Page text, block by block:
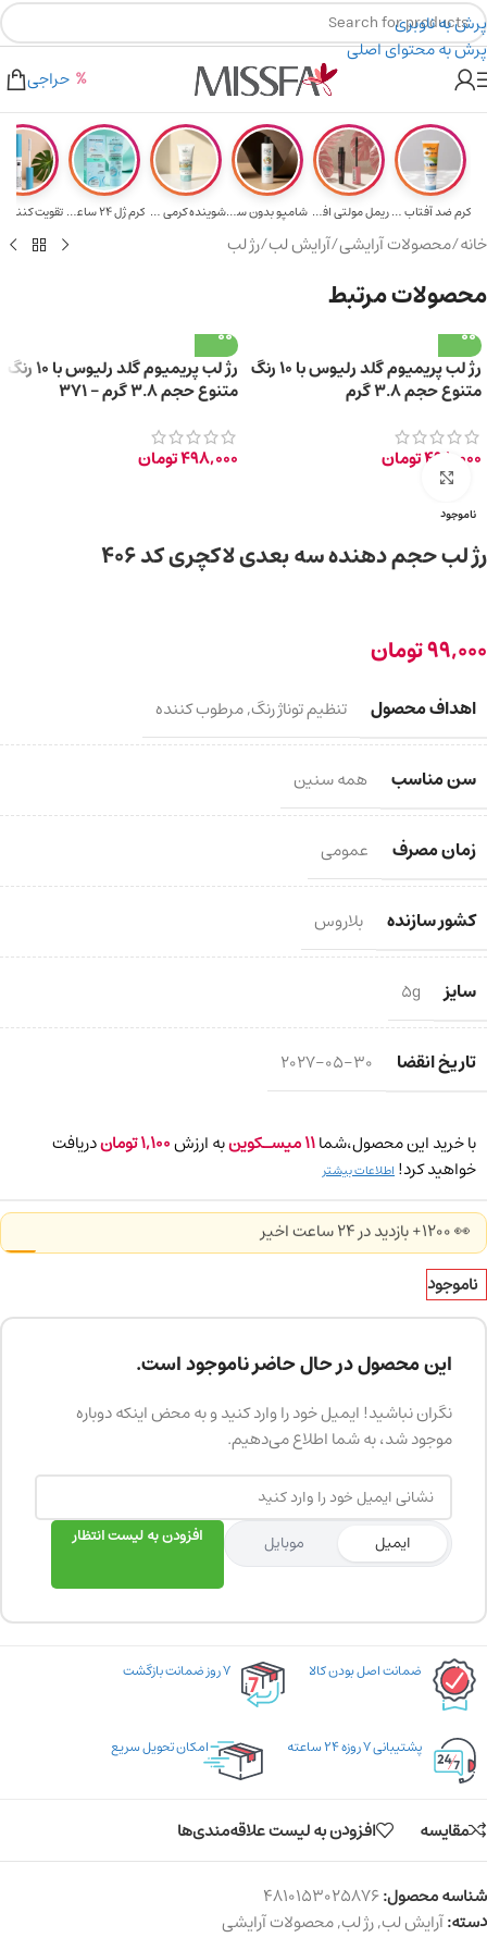
پرش به ناوبری
پرش به محتوای اصلی
۲٪ تخفیف روی سبد خرید برای روش کارت به کارت
هدیه برای خرید های بالای ۵ میلیون تومن
حراجی
کرم ضد آفتاب حا... ریمل مولتی افکت... شامپو بدون سولف... شوینده کرمی صور... کرم ژل ۲۴ ساعته... تقویت‌ کننده
خانه/محصولات آرایشی/آرایش لب/رژ لب
محصولات مرتبط
رژ لب پریمیوم گلد رلیوس با 10 رنگ
متنوع حجم 3.8 گرم
498,000تومان
رژ لب پریمیوم گلد رلیوس با 10 رنگ
متنوع حجم 3.8 گرم – 371
498,000تومان
ناموجود
برای بزرگ‌نمایی کلیک کنید
رژ لب حجم دهنده سه بعدی لاکچری کد 406
99,000تومان
اهداف محصول تنظیم توناژ رنگ,مرطوب کننده
سن مناسب همه سنین
زمان مصرف عمومی
کشور سازنده بلاروس
سایز 5g
تاریخ انقضا 2027-05-30
با خرید این محصول،شما11میسـکوینبه ارزش1,100توماندریافت
خواهید کرد! اطلاعات بیشتر
👀 1200+ بازدید در ۲۴ ساعت اخیر
ناموجود
این محصول در حال حاضر ناموجود است.
نگران نباشید! ایمیل خود را وارد کنید و به محض اینکه دوباره
موجود شد، به شما اطلاع می‌دهیم.
ایمیل موبایل افزودن به لیست انتظار
ضمانت اصل بودن کالا ۷ روز ضمانت بازگشت
پشتیبانی ۷ روزه ۲۴ ساعته امکان تحویل سریع
مقایسه افزودن به لیست علاقه‌مندی‌ها
شناسه محصول:4810153025876
دسته:آرایش لب,رژ لب,محصولات آرایشی